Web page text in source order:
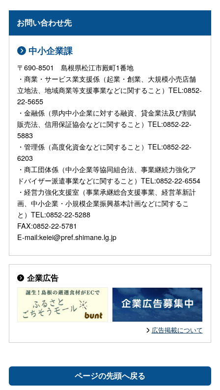
お問い合わせ先
中小企業課
〒690-8501 島根県松江市殿町1番地
・商業・サービス業支援係（起業・創業、大規模小売店舗
立地法、地域商業等支援事業などに関すること）TEL:0852-
22-5655
・金融係（県内中小企業に対する融資、貸金業法及び割賦
販売法、信用保証協会などに関すること）TEL:0852-22-
5883
・管理係（高度化資金などに関すること）TEL:0852-22-
6203
・商工団体係（中小企業等協同組合法、事業継続力強化ア
ドバイザー派遣事業などに関すること）TEL:0852-22-6554
・経営力強化支援室（事業承継総合支援事業、経営革新計
画、中小企業・小規模企業振興基本計画などに関するこ
と）TEL:0852-22-5288
FAX:0852-22-5781
E-mail:keiei@pref.shimane.lg.jp
企業広告
広告掲載について
ページの先頭へ戻る